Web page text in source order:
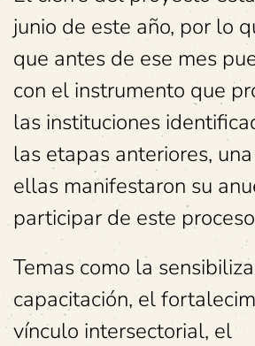
junio de este año, por lo
que antes de ese mes
con el instrumento que
las instituciones
las etapas anteriores,
ellas manifestaron su
participar de este
Temas como la
capacitación, el
vínculo intersectorial, el